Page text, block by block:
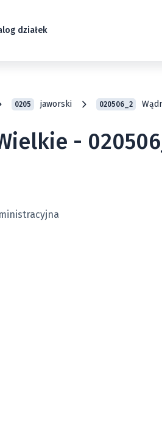
działek
0205 jaworski 020506_2
-